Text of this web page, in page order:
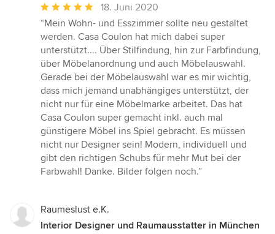
Durchschnittliche
Bewertung:
5
von
5
Sternen
18. Juni 2020
“Mein Wohn- und Esszimmer sollte neu gestaltet
werden. Casa Coulon hat mich dabei super
unterstützt.... Über Stilfindung, hin zur Farbfindung,
über Möbelanordnung und auch Möbelauswahl.
Gerade bei der Möbelauswahl war es mir wichtig,
dass mich jemand unabhängiges unterstützt, der
nicht nur für eine Möbelmarke arbeitet. Das hat
Casa Coulon super gemacht inkl. auch mal
günstigere Möbel ins Spiel gebracht. Es müssen
nicht nur Designer sein! Modern, individuell und
gibt den richtigen Schubs für mehr Mut bei der
Farbwahl! Danke. Bilder folgen noch.”
Raumeslust e.K.
Interior Designer und Raumausstatter in München